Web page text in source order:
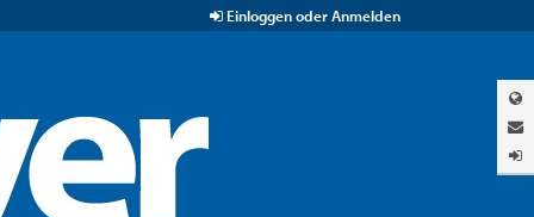
Einloggen oder Anmelden